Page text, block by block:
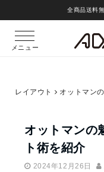
全商品送料
メニュー
レイアウト オットマン
オットマンの
ト術を紹介
2024年12月26日